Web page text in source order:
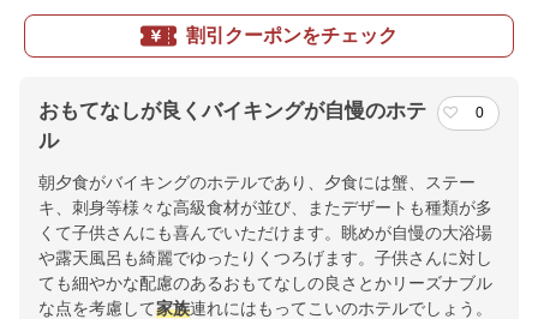
割引クーポンをチェック
おもてなしが良くバイキングが自慢のホテ
ル
0
朝夕食がバイキングのホテルであり、夕食には蟹、ステー
キ、刺身等様々な高級食材が並び、またデザートも種類が多
くて子供さんにも喜んでいただけます。眺めが自慢の大浴場
や露天風呂も綺麗でゆったりくつろげます。子供さんに対し
ても細やかな配慮のあるおもてなしの良さとかリーズナブル
な点を考慮して家族連れにはもってこいのホテルでしょう。